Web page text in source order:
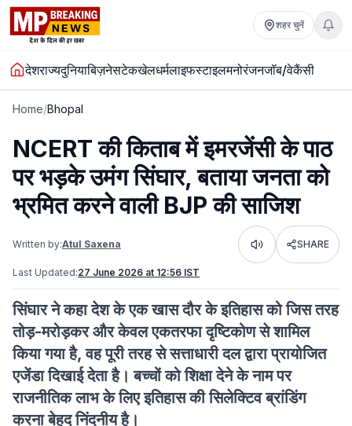
शहर चुनें
देशराज्यदुनियाबिज़नेसटेकखेलधर्मलाइफस्टाइलमनोरंजनजॉब/वेकैंसी
Home/Bhopal
NCERT की किताब में इमरजेंसी के पाठ
पर भड़के उमंग सिंघार, बताया जनता को
भ्रमित करने वाली BJP की साजिश
Written by:Atul Saxena Listen SHARE
Last Updated:27 June 2026 at 12:56 IST
सिंघार ने कहा देश के एक खास दौर के इतिहास को जिस तरह
तोड़-मरोड़कर और केवल एकतरफा दृष्टिकोण से शामिल
किया गया है, वह पूरी तरह से सत्ताधारी दल द्वारा प्रायोजित
एजेंडा दिखाई देता है। बच्चों को शिक्षा देने के नाम पर
राजनीतिक लाभ के लिए इतिहास की सिलेक्टिव ब्रांडिंग
करना बेहद निंदनीय है।